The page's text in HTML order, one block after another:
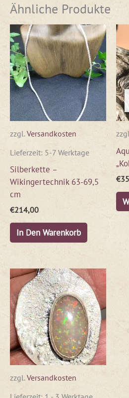
Ähnliche Produkte
zzgl.Versandkosten
Lieferzeit: 5-7 Werktage
Silberkette –
Wikingertechnik 63-69,5
cm
€214,00
In Den Warenkorb
€
zzgl.Versandkosten